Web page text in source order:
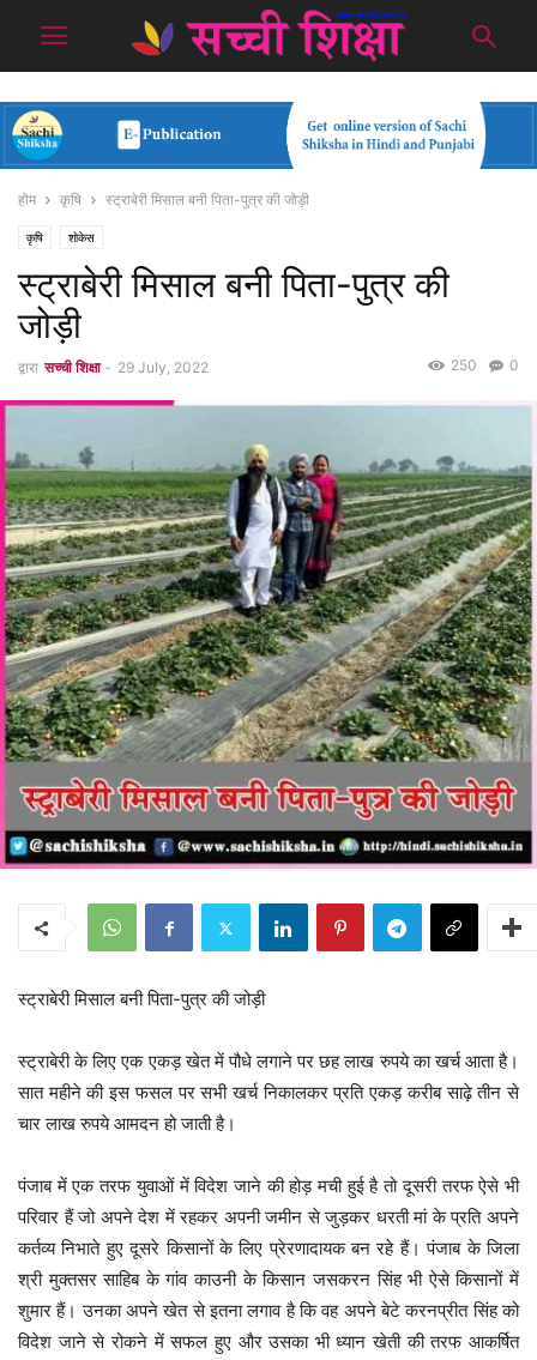
होम कृषि स्ट्राबेरी मिसाल बनी पिता-पुत्र की जोड़ी
कृषि शोकेस
स्ट्राबेरी मिसाल बनी पिता-पुत्र की
जोड़ी
द्वारा सच्ची शिक्षा - 29 July, 2022 0
250
स्ट्राबेरी मिसाल बनी पिता-पुत्र की जोड़ी
स्ट्राबेरी के लिए एक एकड़ खेत में पौधे लगाने पर छह लाख रुपये का खर्च आता है।
सात महीने की इस फसल पर सभी खर्च निकालकर प्रति एकड़ करीब साढ़े तीन से
चार लाख रुपये आमदन हो जाती है।
पंजाब में एक तरफ युवाओं में विदेश जाने की होड़ मची हुई है तो दूसरी तरफ ऐसे भी
परिवार हैं जो अपने देश में रहकर अपनी जमीन से जुड़कर धरती मां के प्रति अपने
कर्तव्य निभाते हुए दूसरे किसानों के लिए प्रेरणादायक बन रहे हैं। पंजाब के जिला
श्री मुक्तसर साहिब के गांव काउनी के किसान जसकरन सिंह भी ऐसे किसानों में
शुमार हैं। उनका अपने खेत से इतना लगाव है कि वह अपने बेटे करनप्रीत सिंह को
विदेश जाने से रोकने में सफल हुए और उसका भी ध्यान खेती की तरफ आकर्षित